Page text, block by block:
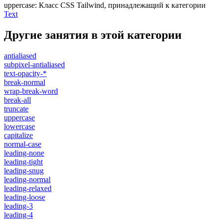
uppercase: Класс CSS Tailwind, принадлежащий к категории
Text
Другие занятия в этой категории
antialiased
subpixel-antialiased
text-opacity-*
break-normal
wrap-break-word
break-all
truncate
uppercase
lowercase
capitalize
normal-case
leading-none
leading-tight
leading-snug
leading-normal
leading-relaxed
leading-loose
leading-3
leading-4